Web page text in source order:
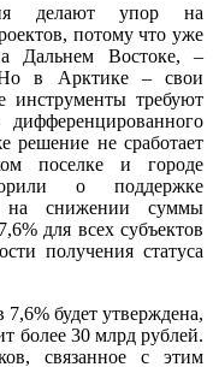
делают упор на
потому что уже
Дальнем Востоке, –
в Арктике – свои
инструменты требуют
решение не сработает
поселке и городе
о поддержке
на снижении суммы
для всех субъектов
получения статуса
7,6% будет утверждена,
более 30 млрд рублей.
связанное с этим